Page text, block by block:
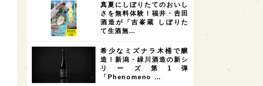
7 奈良県 滋賀県 7 和歌山県 6
6 フランス 6 高知県 5 島根県 5
4 神奈川県 4
大阪府 3
真夏にしぼりたてのおいし
さを無料体験！福井・𠮷田
酒造が「吉峯蔵 しぼりた
て生酒無…
希少なミズナラ木桶で醸
造！新潟・緑川酒造の新シ
リーズ第1弾
「Phenomeno …